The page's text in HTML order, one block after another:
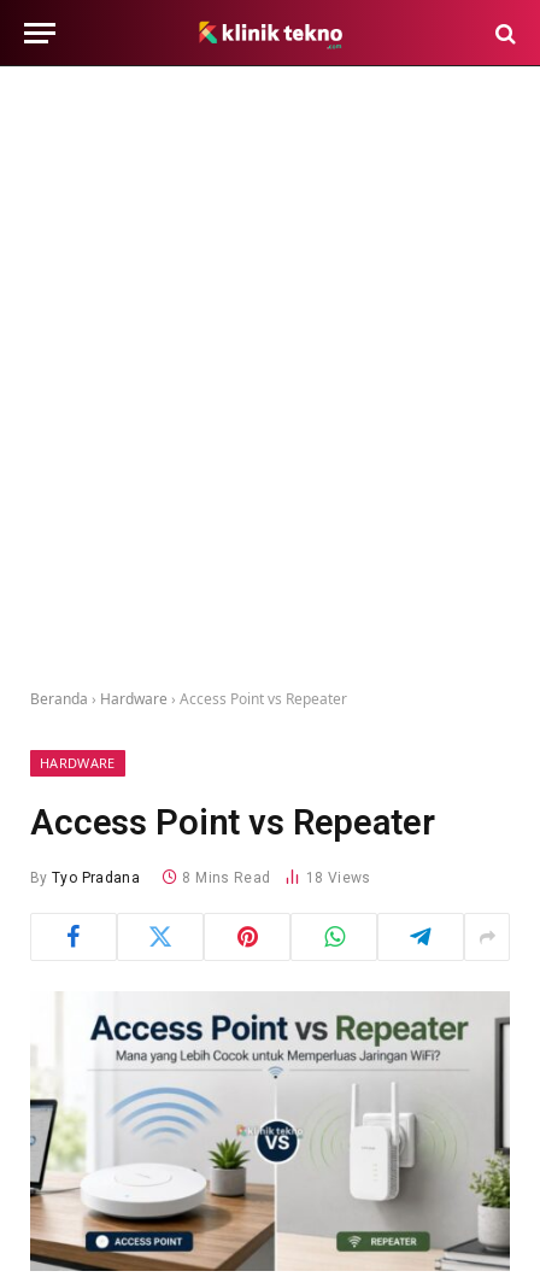
Beranda › Hardware › Access Point vs Repeater
HARDWARE
Access Point vs Repeater
By Tyo Pradana 8 Mins Read 18 Views